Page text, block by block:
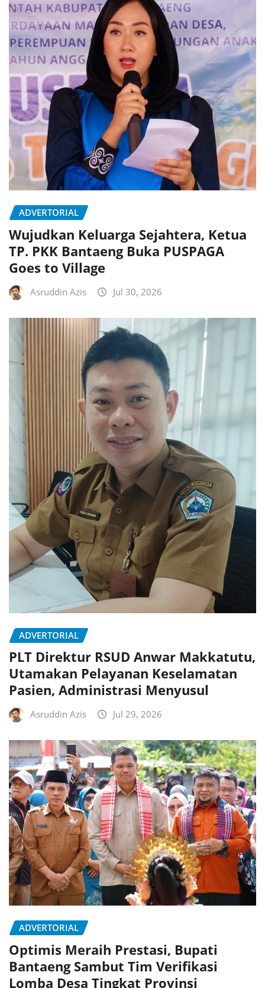
ADVERTORIAL
Wujudkan Keluarga Sejahtera, Ketua
TP. PKK Bantaeng Buka PUSPAGA
Goes to Village
Asruddin Azis Jul 30, 2026
ADVERTORIAL
PLT Direktur RSUD Anwar Makkatutu,
Utamakan Pelayanan Keselamatan
Pasien, Administrasi Menyusul
Asruddin Azis Jul 29, 2026
ADVERTORIAL
Optimis Meraih Prestasi, Bupati
Bantaeng Sambut Tim Verifikasi
Lomba Desa Tingkat Provinsi